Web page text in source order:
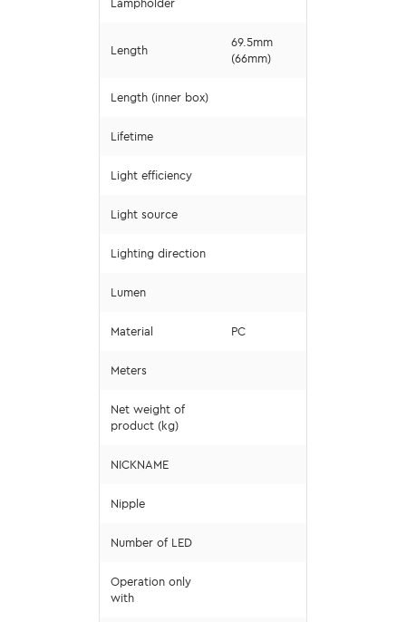
Length
69.5mm
(66mm)
Length (inner box)
Lifetime
Light efficiency
Light source
Lighting direction
Lumen
Material PC
Meters
Net weight of
product (kg)
NICKNAME
Nipple
Number of LED
Operation only
with